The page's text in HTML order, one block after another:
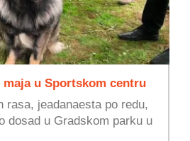
maja u Sportskom centru
rasa, jeadanaesta po redu,
dosad u Gradskom parku u